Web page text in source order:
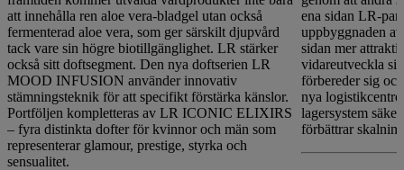
att innehålla ren aloe vera-bladgel utan också
fermenterad aloe vera, som ger särskilt djupvård
tack vare sin högre biotillgänglighet. LR stärker
också sitt doftsegment. Den nya doftserien LR
MOOD INFUSION använder innovativ
stämningsteknik för att specifikt förstärka känslor.
Portföljen kompletteras av LR ICONIC ELIXIRS
– fyra distinkta dofter för kvinnor och män som
representerar glamour, prestige, styrka och
sensualitet.
ena sidan LR-
uppbyggnaden
sidan mer
vidareutveckla
förbereder sig
nya
lagersystem
förbättrar